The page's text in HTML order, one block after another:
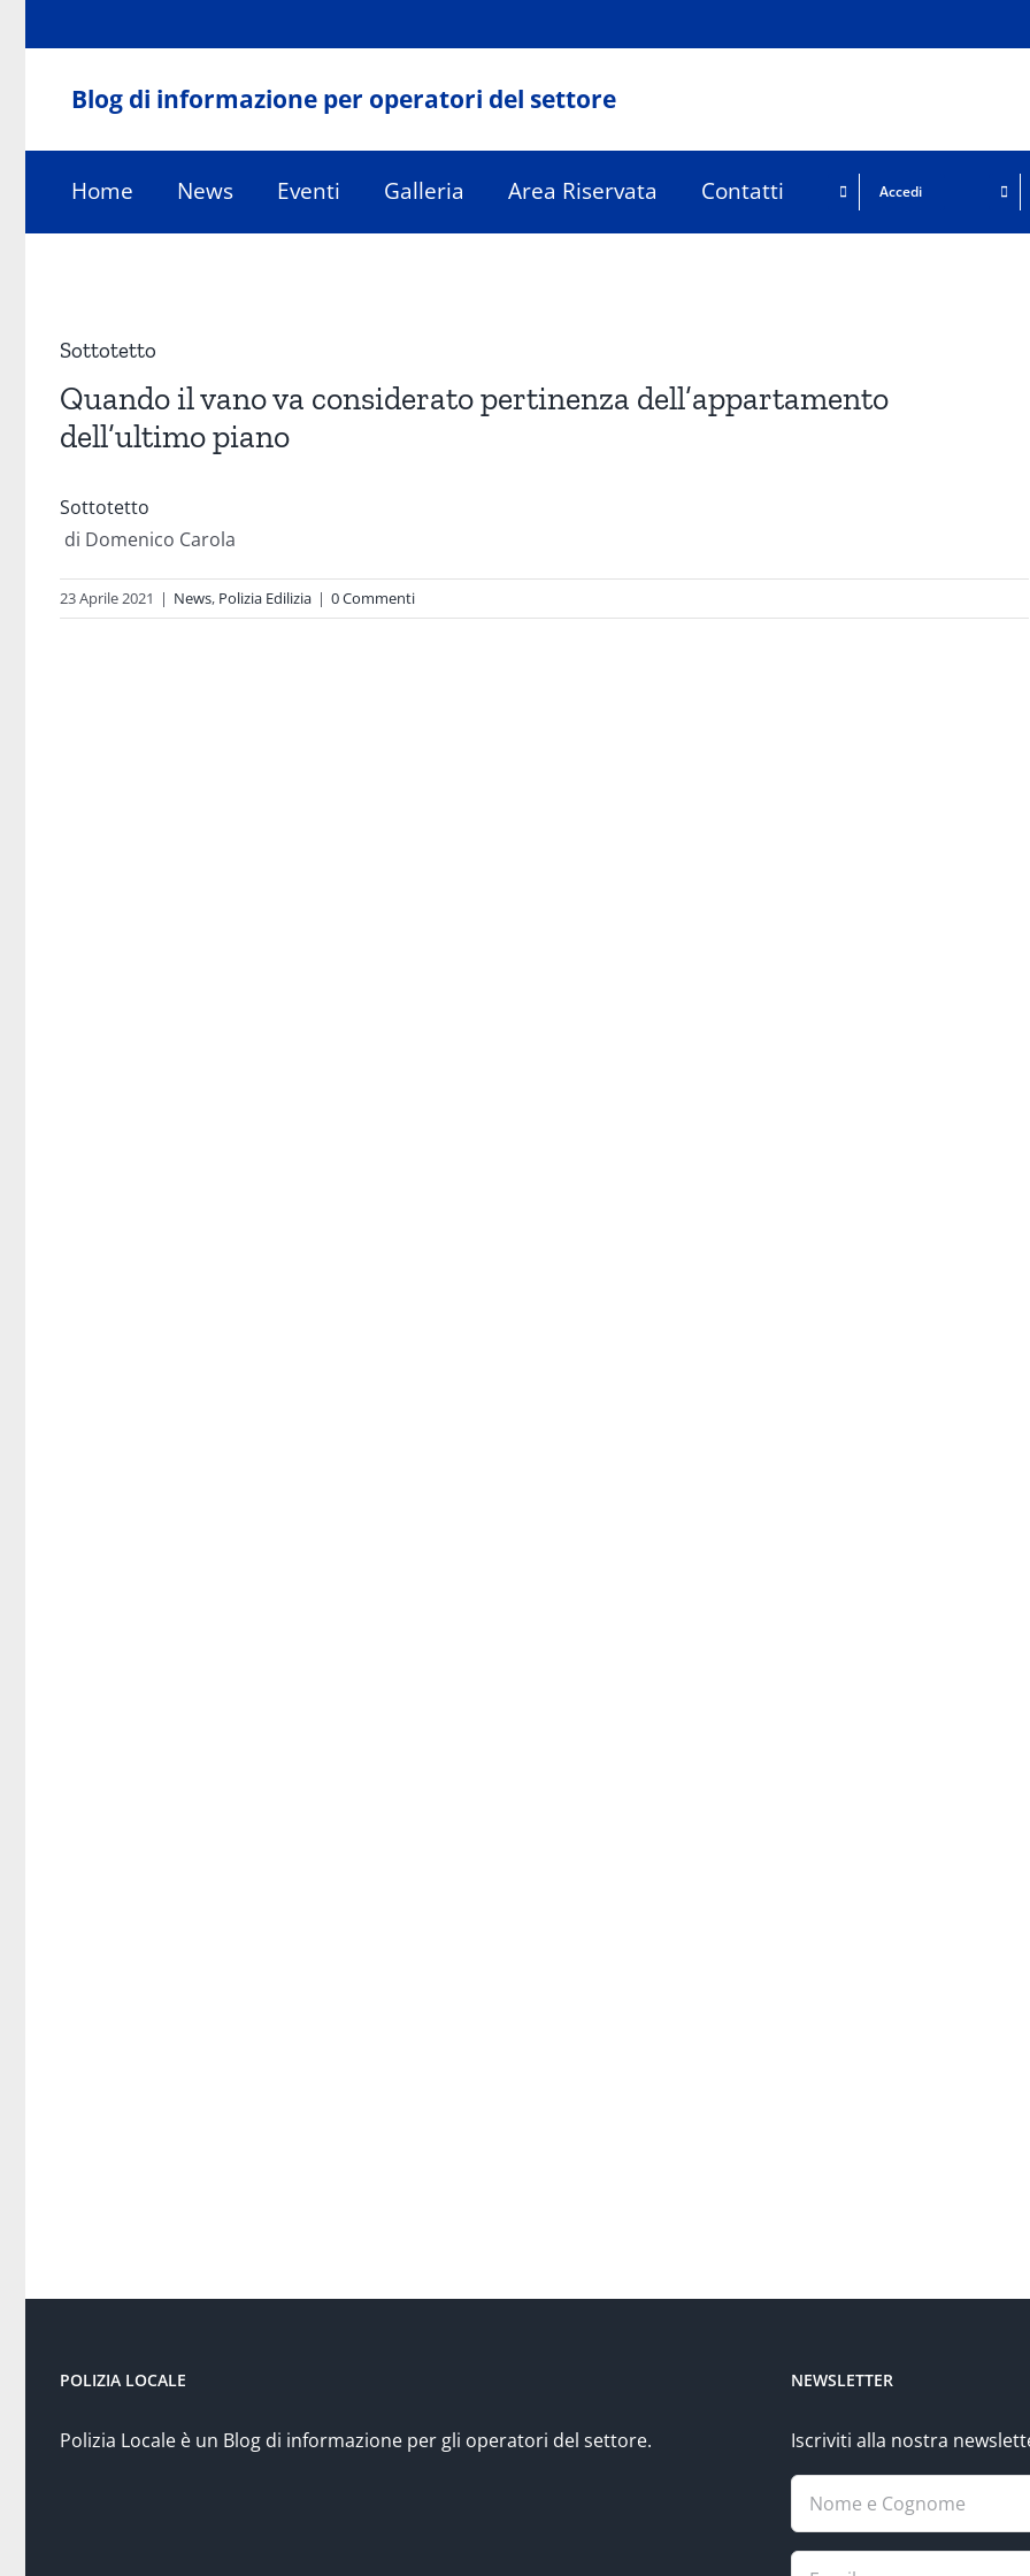
Blog di informazione per operatori del settore
Home News Eventi Galleria Area Riservata Contatti Accedi
immagine
Sottotetto
Quando il vano va considerato pertinenza dell’appartamento
dell’ultimo piano
Sottotetto
di Domenico Carola
23 Aprile 2021 | News, Polizia Edilizia | 0 Commenti
POLIZIA LOCALE
Polizia Locale è un Blog di informazione per gli operatori del settore.
NEWSLETTER
Iscriviti alla nostra